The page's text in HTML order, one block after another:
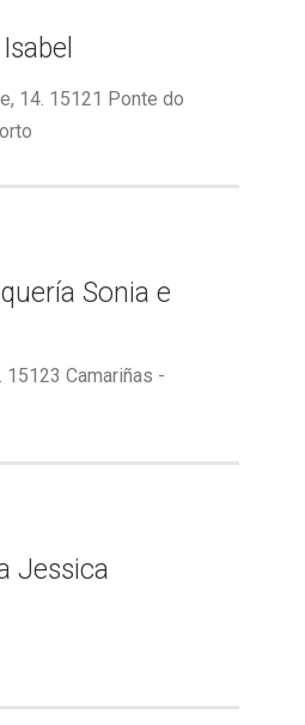
14. 15121 Ponte do
Sonia e
15123 Camariñas -
Jessica